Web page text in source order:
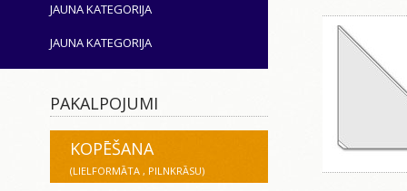
JAUNA KATEGORIJA
JAUNA KATEGORIJA
PAKALPOJUMI
KOPĒŠANA
(LIELFORMĀTA , PILNKRĀSU)